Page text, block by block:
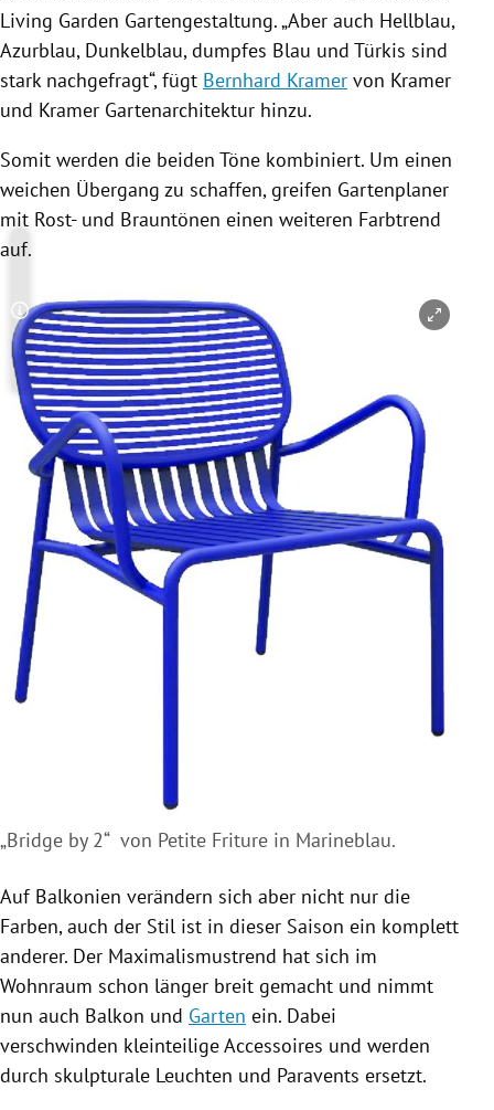
Living Garden Gartengestaltung. „Aber auch Hellblau,
Azurblau, Dunkelblau, dumpfes Blau und Türkis sind
stark nachgefragt“, fügt Bernhard Kramer von Kramer
und Kramer Gartenarchitektur hinzu.
Somit werden die beiden Töne kombiniert. Um einen
weichen Übergang zu schaffen, greifen Gartenplaner
mit Rost- und Brauntönen einen weiteren Farbtrend
auf.
Copyright-Hinweis öffnen/schließen
„Bridge by 2“ von Petite Friture in Marineblau.
Auf Balkonien verändern sich aber nicht nur die
Farben, auch der Stil ist in dieser Saison ein komplett
anderer. Der Maximalismustrend hat sich im
Wohnraum schon länger breit gemacht und nimmt
nun auch Balkon und Garten ein. Dabei
verschwinden kleinteilige Accessoires und werden
durch skulpturale Leuchten und Paravents ersetzt.